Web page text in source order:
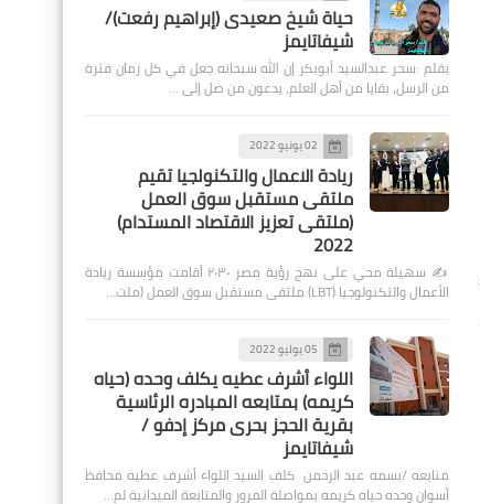
حياة شيخ صعيدى (إبراهيم رفعت)/
شيفاتايمز
بقلم :سحر عبدالسيد أبوبكر إن الله سبحانه جعل في كل زمان فترة
من الرسل، بقايا من أهل العلم، يدعون من ضل إلى …
02 يونيو 2022
ريادة الاعمال والتكنولجيا تقيم
ملتقى مستقبل سوق العمل
(ملتقى تعزيز الاقتصاد المستدام)
2022
✍️ سهيلة محي على نهج رؤية مصر ٢٠٣٠ أقامت مؤسسة ريادة
الأعمال والتكنولوجيا (LBT) ملتقى مستقبل سوق العمل (ملت…
05 يوليو 2022
اللواء أشرف عطيه يكلف وحده (حياه
كريمه) بمتابعه المبادره الرئاسية
بقرية الحجز بحرى مركز إدفو /
شيفاتايمز
متابعه /بسمه عبد الرحمن كلف السيد اللواء أشرف عطيه محافظ
أسوان وحده حياه كريمه بمواصلة المرور والمتابعة الميدانية لم…